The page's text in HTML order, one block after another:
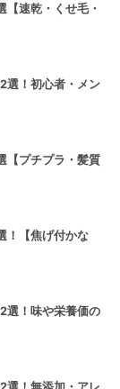
【速乾・くせ毛・
選！初心者・メン
【プチプラ・髪質
！【焦げ付かな
選！味や栄養価の